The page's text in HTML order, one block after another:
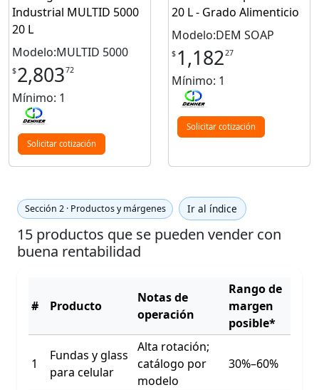
Industrial MULTID 5000
20 L
Modelo:MULTID 5000
$2,80372
Mínimo: 1
Solicitar cotización
20 L - Grado Alimenticio
Modelo:DEM SOAP
$ 1,182 27
Mínimo: 1
Solicitar cotización
Sección 2 · Productos y márgenes Ir al índice
15 productos que se pueden vender con
buena rentabilidad
# Producto
Notas de
operación
Rango de
margen
posible*
1
Fundas y glass
para celular
Alta rotación;
catálogo por
modelo
30%–60%